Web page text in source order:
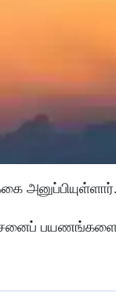
அனுப்பியுள்ளார்.
பயணங்களை